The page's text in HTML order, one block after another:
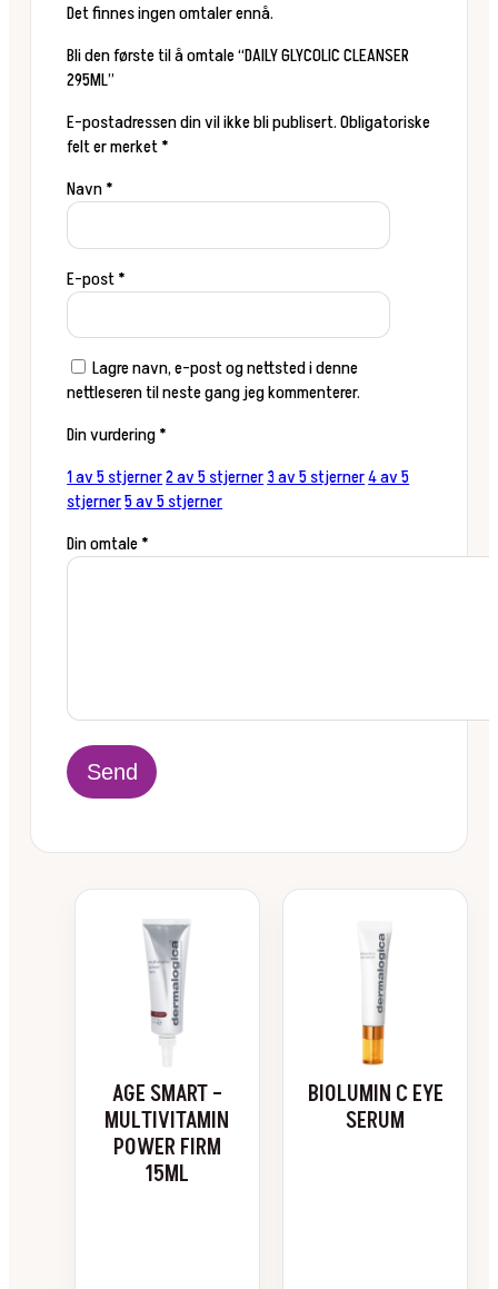
Det finnes ingen omtaler ennå.
Bli den første til å omtale “DAILY GLYCOLIC CLEANSER
295ML”
E-postadressen din vil ikke bli publisert.Obligatoriske
felt er merket*
Navn*
E-post*
Lagre navn, e-post og nettsted i denne
nettleseren til neste gang jeg kommenterer.
Din vurdering*
1 av 5 stjerner2 av 5 stjerner3 av 5 stjerner4 av 5
stjerner5 av 5 stjerner
Din omtale*
AGE SMART –
MULTIVITAMIN
POWER FIRM
15ML
BIOLUMIN C EYE
SERUM